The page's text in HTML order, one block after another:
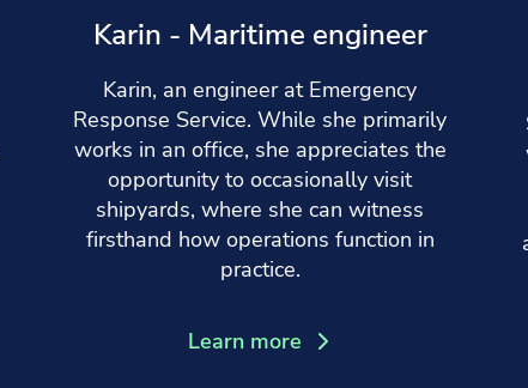
Karin - Maritime engineer
Karin, an engineer at Emergency
Response Service. While she primarily
works in an office, she appreciates the
opportunity to occasionally visit
shipyards, where she can witness
firsthand how operations function in
practice.
Learn more